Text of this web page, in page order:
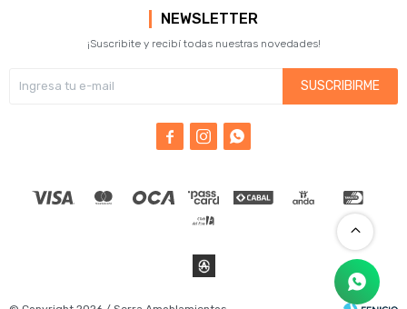
NEWSLETTER
¡Suscribite y recibí todas nuestras novedades!
SUSCRIBIRME
  